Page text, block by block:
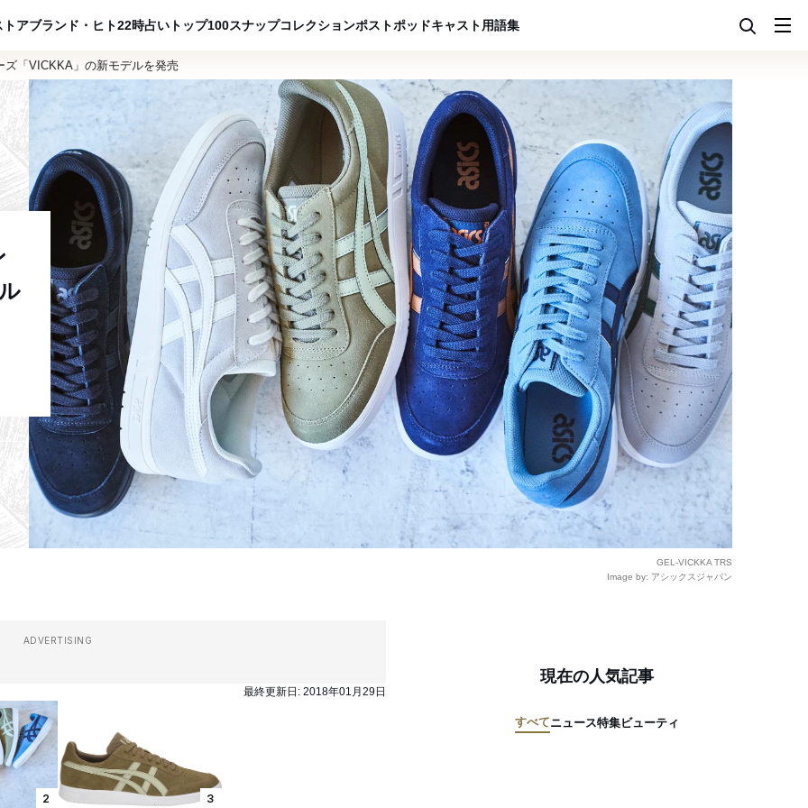
トアブランド・ヒト22時占い トップ100スナップコレクションポストポッドキャスト用語集
「VICKKA」の新モデルを発売
GEL-VICKKA TRS
Image by: アシックスジャパン
ADVERTISING
最終更新日: 2018年01月29日
2 3
現在の人気記事
すべてニュース特集ビューティ